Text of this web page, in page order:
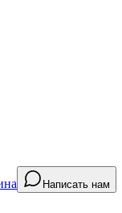
Написать нам